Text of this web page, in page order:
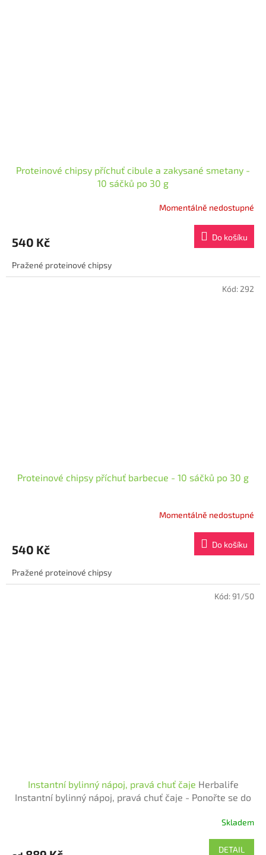
Proteinové chipsy příchuť cibule a zakysané smetany -
10 sáčků po 30 g
je
z
5
Momentálně nedostupné
540 Kč Do košíku
Pražené proteinové chipsy
Proteinové chipsy příchuť barbecue - 10 sáčků po 30 g
je
z
5
Momentálně nedostupné
540 Kč Do košíku
Pražené proteinové chipsy
Kód: 292
Instantní bylinný nápoj, pravá chuť čaje Herbalife
Instantní bylinný nápoj, pravá chuť čaje - Ponořte se do
Skladem
DETAIL
Kód:91/50